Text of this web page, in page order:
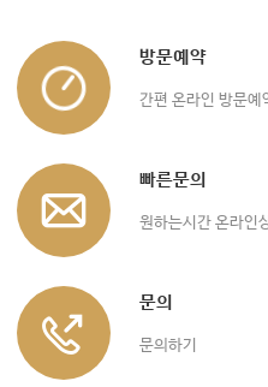
방문예약
간편 온라인 방문예
빠른문의
원하는시간 온라인
문의
문의하기